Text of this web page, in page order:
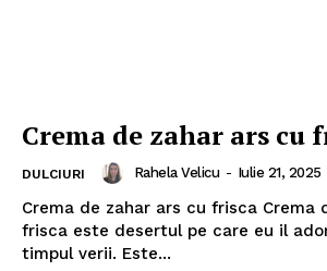
Crema de zahar ars cu
DULCIURI Rahela Velicu - Iulie 21, 2025
Crema de zahar ars cu frisca Crema
frisca este desertul pe care eu il
timpul verii. Este...